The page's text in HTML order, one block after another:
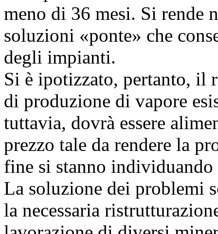
meno di 36 mesi. Si rende
soluzioni «ponte» che
degli impianti.
Si è ipotizzato, pertanto,
di produzione di vapore
tuttavia, dovrà essere
prezzo tale da rendere la
fine si stanno
La soluzione dei problemi
la necessaria